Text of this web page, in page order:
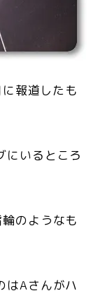
報道したも
にいるところ
のようなも
はAさんがハ